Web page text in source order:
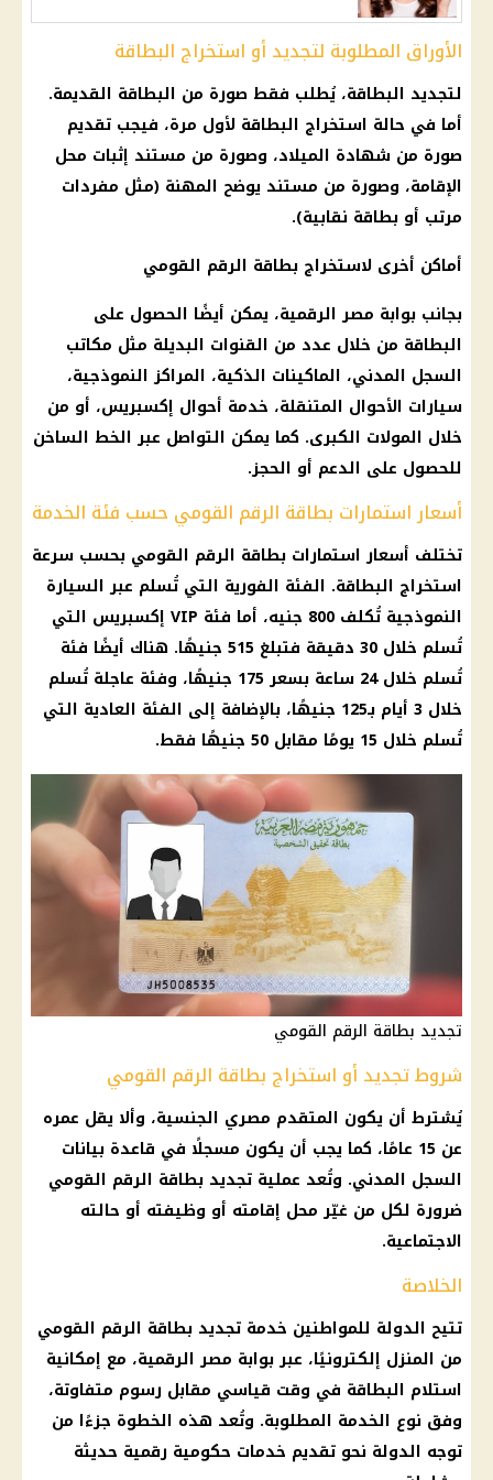
الأوراق المطلوبة لتجديد أو استخراج البطاقة
لتجديد البطاقة، يُطلب فقط صورة من البطاقة القديمة.
أما في حالة استخراج البطاقة لأول مرة، فيجب تقديم
صورة من شهادة الميلاد، وصورة من مستند إثبات محل
الإقامة، وصورة من مستند يوضح المهنة (مثل مفردات
مرتب أو بطاقة نقابية).
أماكن أخرى لاستخراج بطاقة الرقم القومي
بجانب بوابة مصر الرقمية، يمكن أيضًا الحصول على
البطاقة من خلال عدد من القنوات البديلة مثل مكاتب
السجل المدني، الماكينات الذكية، المراكز النموذجية،
سيارات الأحوال المتنقلة، خدمة أحوال إكسبريس، أو من
خلال المولات الكبرى. كما يمكن التواصل عبر الخط الساخن
للحصول على الدعم أو الحجز.
أسعار استمارات بطاقة الرقم القومي حسب فئة الخدمة
تختلف أسعار استمارات بطاقة الرقم القومي بحسب سرعة
استخراج البطاقة. الفئة الفورية التي تُسلم عبر السيارة
النموذجية تُكلف 800 جنيه، أما فئة VIP إكسبريس التي
تُسلم خلال 30 دقيقة فتبلغ 515 جنيهًا. هناك أيضًا فئة
تُسلم خلال 24 ساعة بسعر 175 جنيهًا، وفئة عاجلة تُسلم
خلال 3 أيام بـ125 جنيهًا، بالإضافة إلى الفئة العادية التي
تُسلم خلال 15 يومًا مقابل 50 جنيهًا فقط.
تجديد بطاقة الرقم القومي
شروط تجديد أو استخراج بطاقة الرقم القومي
يُشترط أن يكون المتقدم مصري الجنسية، وألا يقل عمره
عن 15 عامًا، كما يجب أن يكون مسجلًا في قاعدة بيانات
السجل المدني. وتُعد عملية تجديد بطاقة الرقم القومي
ضرورة لكل من غيّر محل إقامته أو وظيفته أو حالته
الاجتماعية.
الخلاصة
تتيح الدولة للمواطنين خدمة تجديد بطاقة الرقم القومي
من المنزل إلكترونيًا، عبر بوابة مصر الرقمية، مع إمكانية
استلام البطاقة في وقت قياسي مقابل رسوم متفاوتة،
وفق نوع الخدمة المطلوبة. وتُعد هذه الخطوة جزءًا من
توجه الدولة نحو تقديم خدمات حكومية رقمية حديثة